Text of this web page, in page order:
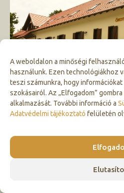
A weboldalon a minőségi
használunk. Ezen technológiákhoz
teszi számunkra, hogy
szokásairól. Az „Elfogadom”
alkalmazását. További információ a
Adatvédelmi tájékoztató felületén
ESTERHÁZY